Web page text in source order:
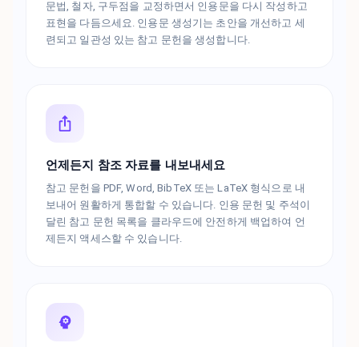
문법, 철자, 구두점을 교정하면서 인용문을 다시 작성하고
표현을 다듬으세요. 인용문 생성기는 초안을 개선하고 세
련되고 일관성 있는 참고 문헌을 생성합니다.
언제든지 참조 자료를 내보내세요
참고 문헌을 PDF, Word, BibTeX 또는 LaTeX 형식으로 내
보내어 원활하게 통합할 수 있습니다. 인용 문헌 및 주석이
달린 참고 문헌 목록을 클라우드에 안전하게 백업하여 언
제든지 액세스할 수 있습니다.